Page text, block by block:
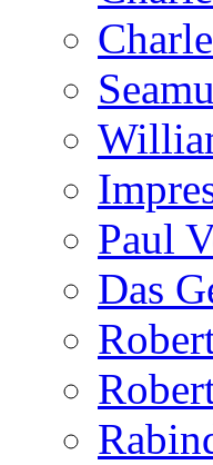
Paul
Das